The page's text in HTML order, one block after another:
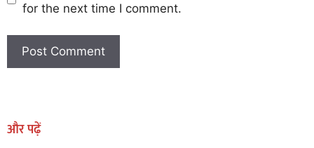
for the next time I comment.
और पढ़ें